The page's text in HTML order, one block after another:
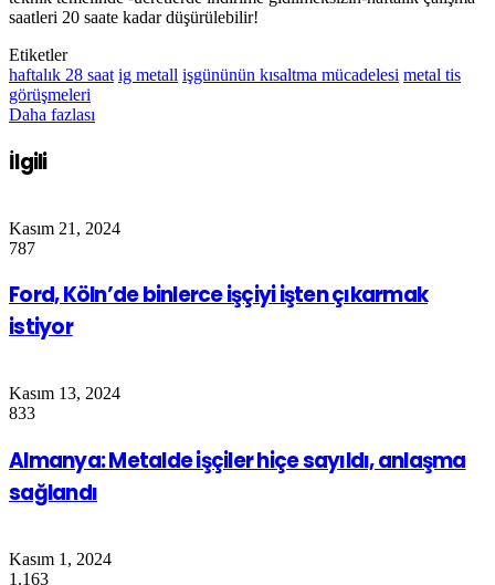
saatleri 20 saate kadar düşürülebilir!
Etiketler
haftalık 28 saat ig metall işgününün kısaltma mücadelesi metal tis
görüşmeleri
Daha fazlası
İlgili
Kasım 21, 2024
787
Ford, Köln’de binlerce işçiyi işten çıkarmak
istiyor
Kasım 13, 2024
833
Almanya: Metalde işçiler hiçe sayıldı, anlaşma
sağlandı
Kasım 1, 2024
1.163